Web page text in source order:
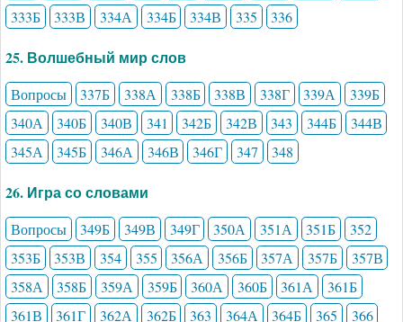
333Б
333В 334А 334Б 334В 335 336
25. Волшебный мир слов
Вопросы 337Б 338А 338Б 338В 338Г 339А
339Б
340А
340Б 340В 341 342Б 342В 343 344Б
344В
345А
345Б 346А 346В 346Г 347 348
26. Игра со словами
Вопросы 349Б 349В 349Г 350А 351А 351Б
352
353Б
353В 354 355 356А 356Б 357А 357Б
357В
358А
358Б 359А 359Б 360А 360Б 361А
361Б
361В
361Г 362А 362Б 363 364А 364Б 365
366